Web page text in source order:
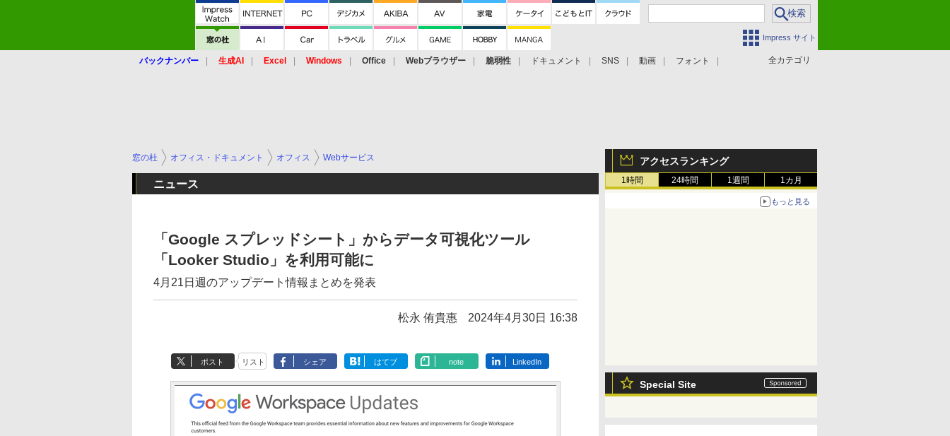
Impress サイト
全カテゴリ
バックナンバー 生成AI Excel Windows Office Webブラウザー 脆弱性 ドキュメント SNS 動画 フォント
アクセスランキング
1時間 24時間 1週間 1カ月
もっと見る
Special Site
窓の杜 オフィス・ドキュメント オフィス Webサービス
ニュース
「Google スプレッドシート」からデータ可視化ツール
「Looker Studio」を利用可能に
4月21日週のアップデート情報まとめを発表
松永 侑貴惠 2024年4月30日 16:38
ポスト リスト シェア はてブ note LinkedIn